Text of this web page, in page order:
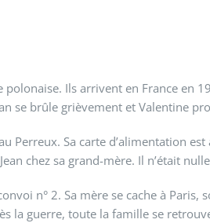
polonaise. Ils arrivent en France en
se brûle grièvement et Valentine
Perreux. Sa carte d’alimentation
chez sa grand-mère. Il n’était
n° 2. Sa mère se cache à
la guerre, toute la famille se